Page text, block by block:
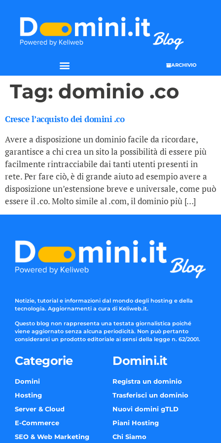
ARCHIVIO
Tag: dominio .co
Cresce l’acquisto dei domini .co
Avere a disposizione un dominio facile da ricordare,
garantisce a chi crea un sito la possibilità di essere più
facilmente rintracciabile dai tanti utenti presenti in
rete. Per fare ciò, è di grande aiuto ad esempio avere a
disposizione un’estensione breve e universale, come può
essere il .co. Molto simile al .com, il dominio più […]
Notizie, tutorial e informazioni dal mondo degli hosting e della
tecnologia. Aggiornamenti a cura di Keliweb.it.
Questo blog non rappresenta una testata giornalistica poiché
viene aggiornato senza alcuna periodicità. Non può pertanto
considerarsi un prodotto editoriale ai sensi della legge n. 62/2001.
Categorie
Domini
Hosting
Server & Cloud
E-Commerce
SEO & Web Marketing
Domini.it
Registra un dominio
Trasferisci un dominio
Nuovi domini gTLD
Piani Hosting
Chi Siamo